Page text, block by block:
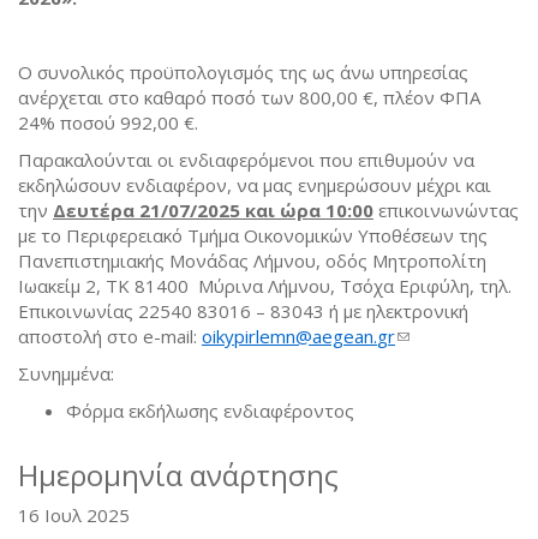
Ο συνολικός προϋπολογισμός της ως άνω υπηρεσίας
ανέρχεται στο καθαρό ποσό των 800,00 €, πλέον ΦΠΑ
24% ποσού 992,00 €.
Παρακαλούνται οι ενδιαφερόμενοι που επιθυμούν να
εκδηλώσουν ενδιαφέρον, να μας ενημερώσουν μέχρι και
την Δευτέρα 21/07/2025 και ώρα 10:00 επικοινωνώντας
με το Περιφερειακό Τμήμα Οικονομικών Υποθέσεων της
Πανεπιστημιακής Μονάδας Λήμνου, οδός Μητροπολίτη
Ιωακείμ 2, ΤΚ 81400 Μύρινα Λήμνου, Τσόχα Εριφύλη, τηλ.
Επικοινωνίας 22540 83016 – 83043 ή με ηλεκτρονική
αποστολή στο e-mail: oikypirlemn@aegean.gr(link sends e-
Συνημμένα:
Φόρμα εκδήλωσης ενδιαφέροντος
Ημερομηνία ανάρτησης
16 Ιουλ 2025